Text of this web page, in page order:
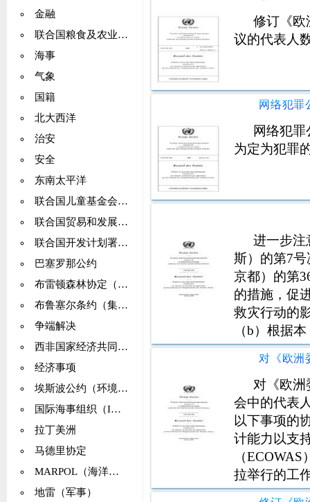
金融
联合国粮食及农业组织（粮农组织）
海事
气象
国籍
北大西洋
治安
安全
东南太平洋
联合国儿童基金会（儿童基金会）
联合国贸易和发展会议（贸发会议）
联合国开发计划署（开发计划署）
巴塞罗那公约
布雷顿森林协定（IMF）
布鲁塞尔条约（集体自卫）
争端解决
西非国家经济共同体（ECOWAS）
经济事项
埃斯波公约（环境影响评估）
国际海事组织（IMCO、IMO）
拉丁美洲
马德里协定
MARPOL（海洋污染）
地雷（军事）
修订《欧
议的代表人
网络犯
为定为犯罪
进一步注
斯）的第7
京都）的第
的措施，促
救灾行动的
（b）根据
他国家，国
资源用于减
资源进行预
时解除通常
织的能力，
它们能够建
设计和生产
预防和监测
定（包括联
对《欧洲
会中的代表
以下事项的
计能力以支
（
拉举行的工
组织工作会